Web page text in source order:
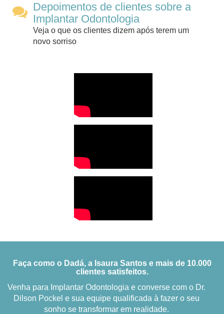
Depoimentos de clientes sobre a
Implantar Odontologia
Veja o que os clientes dizem após terem um
novo sorriso
Faça como o Dadá, a Isaura Santos e mais de 10.000
clientes satisfeitos.
Venha para Implantar Odontologia e converse com o Dr.
Dilson Pockel e sua equipe qualificada à fazer o seu
sonho se transformar em realidade.